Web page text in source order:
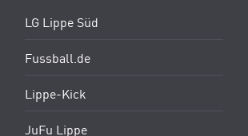
LG Lippe Süd
Fussball.de
Lippe-Kick
JuFu Lippe